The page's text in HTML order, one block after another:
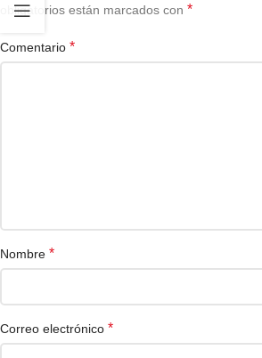
obligatorios están marcados con *
Comentario *
Nombre *
Correo electrónico *